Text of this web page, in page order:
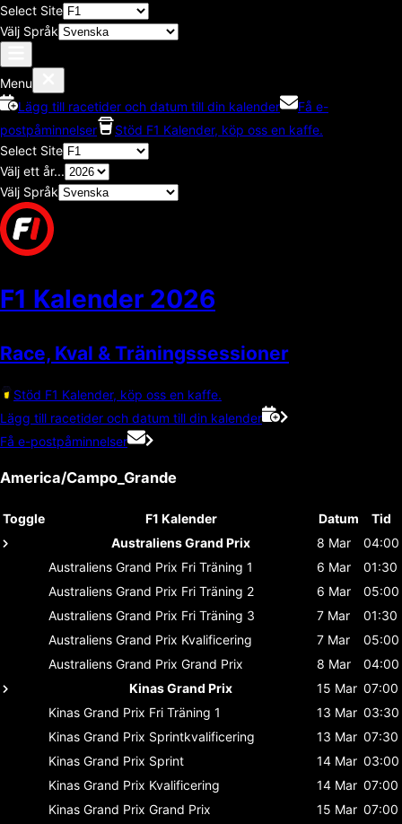
Select Site
Välj Språk
Menu
Lägg till racetider och datum till din kalender
Få e-
postpåminnelser
Stöd F1 Kalender, köp oss en kaffe.
Select Site
Välj ett år...
Välj Språk
F1 Kalender 2026
Race, Kval & Träningssessioner
Stöd F1 Kalender, köp oss en kaffe.
Lägg till racetider och datum till din kalender
Få e-postpåminnelser
America/Campo_Grande
Toggle F1 Kalender Datum
Tid
Australiens Grand Prix
8 Mar
04:00
Australiens Grand Prix Fri Träning 1 6 Mar
01:30
Australiens Grand Prix Fri Träning 2 6 Mar
05:00
Australiens Grand Prix Fri Träning 3 7 Mar
01:30
Australiens Grand Prix Kvalificering 7 Mar
05:00
Australiens Grand Prix Grand Prix 8 Mar
04:00
Kinas Grand Prix
15 Mar 07:00
Kinas Grand Prix Fri Träning 1 13 Mar 03:30
Kinas Grand Prix Sprintkvalificering 13 Mar 07:30
Kinas Grand Prix Sprint 14 Mar 03:00
Kinas Grand Prix Kvalificering 14 Mar 07:00
Kinas Grand Prix Grand Prix 15 Mar 07:00